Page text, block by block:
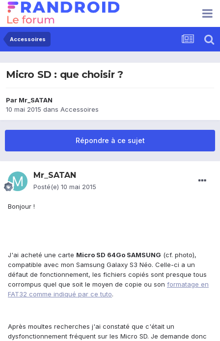
Accessoires
Micro SD : que choisir ?
Par Mr_SATAN
10 mai 2015 dans Accessoires
Répondre à ce sujet
Mr_SATAN
Posté(e) 10 mai 2015
Bonjour !
J'ai acheté une carte Micro SD 64Go SAMSUNG (cf. photo),
compatible avec mon Samsung Galaxy S3 Néo. Celle-ci a un
défaut de fonctionnement, les fichiers copiés sont presque tous
corrompus quel que soit le moyen de copie ou son formatage en
FAT32 comme indiqué par ce tuto.
Après moultes recherches j'ai constaté que c'était un
dysfonctionnement fréquent sur les Micro SD. Je demande donc